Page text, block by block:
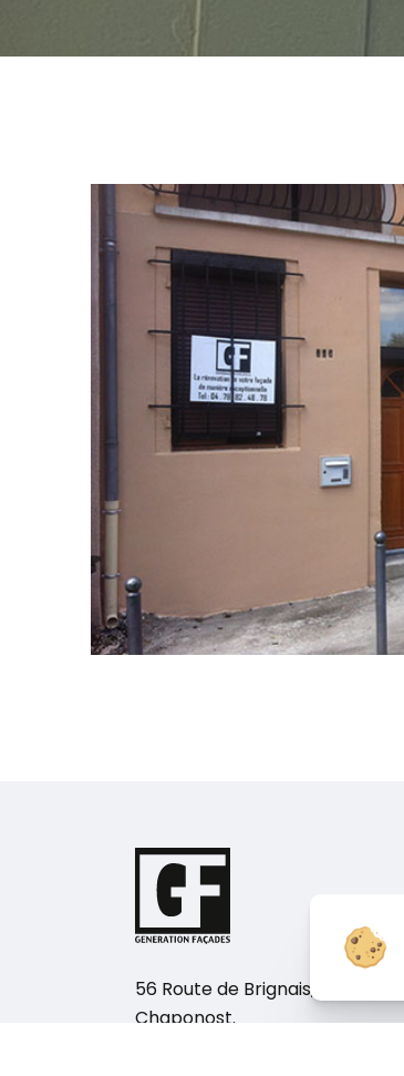
56 Route de Brignais, 69630
Chaponost.